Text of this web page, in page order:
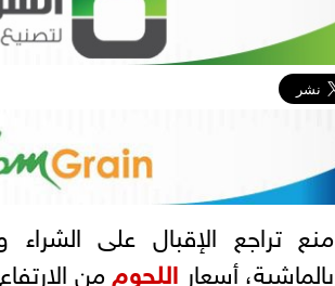
منع تراجع الإقبال على
بالماشية، أسعار اللحوممن